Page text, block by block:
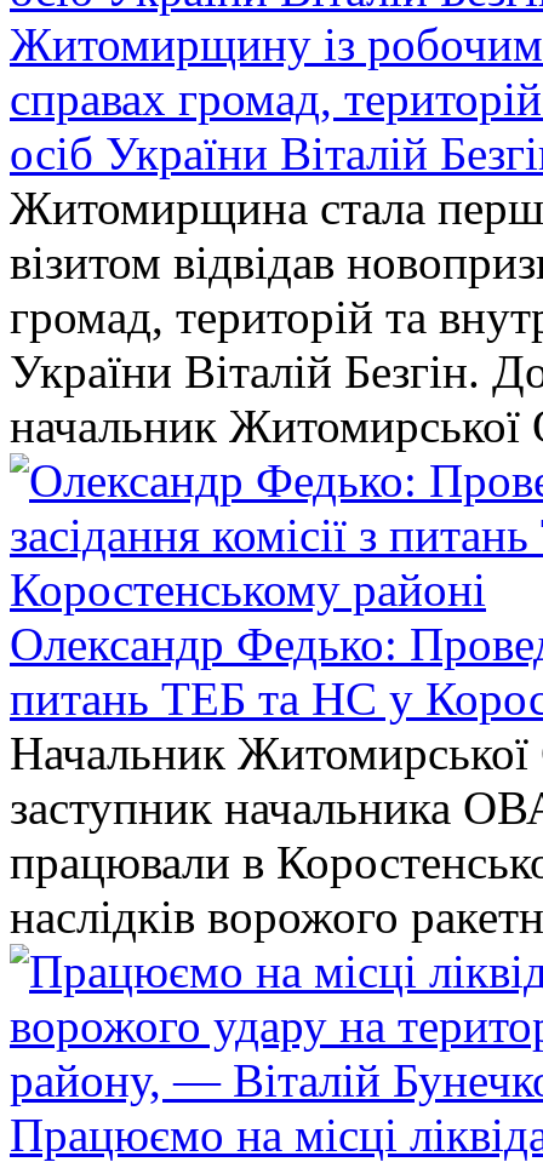
Житомирщину із робочим
справах громад,
осіб України Віталій
Житомирщина стала
візитом відвідав
громад, територій та
України Віталій Безгін.
начальник
Олександр Федько:
питань ТЕБ та НС у
Начальник
заступник начальника
працювали в
наслідків ворожого
Працюємо на місці